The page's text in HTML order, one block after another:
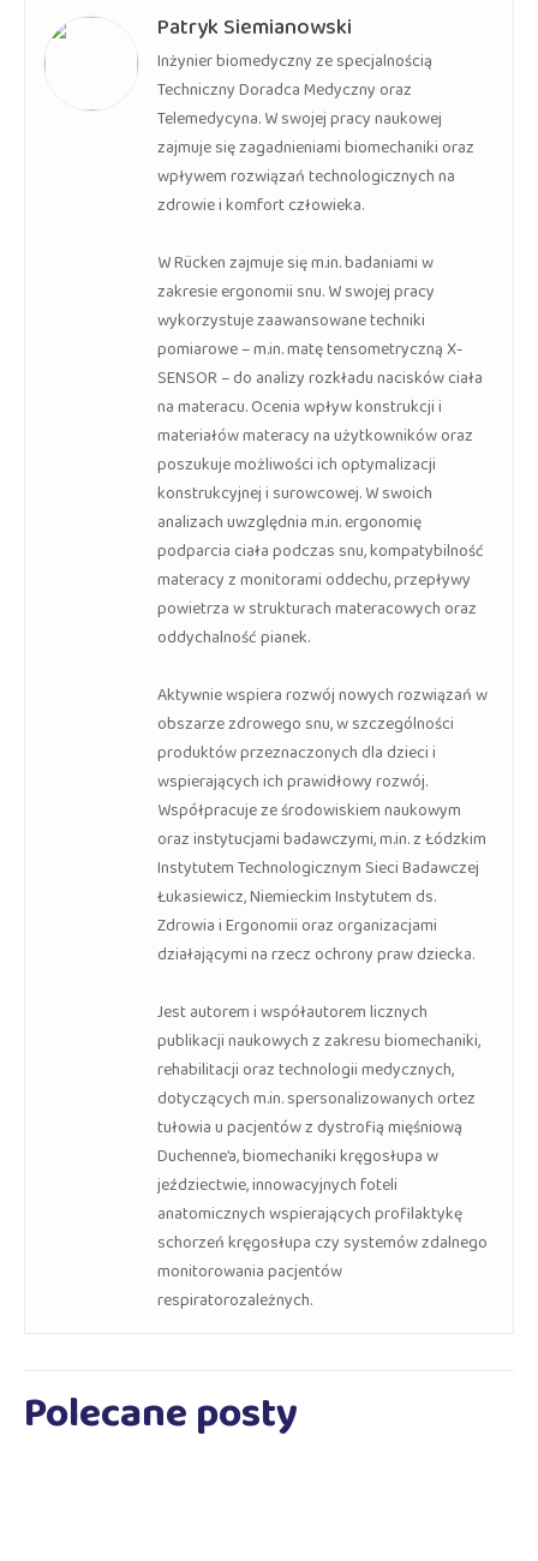
Patryk Siemianowski
Inżynier biomedyczny ze specjalnością
Techniczny Doradca Medyczny oraz
Telemedycyna. W swojej pracy naukowej
zajmuje się zagadnieniami biomechaniki oraz
wpływem rozwiązań technologicznych na
zdrowie i komfort człowieka.
W Rücken zajmuje się m.in. badaniami w
zakresie ergonomii snu. W swojej pracy
wykorzystuje zaawansowane techniki
pomiarowe – m.in. matę tensometryczną X-
SENSOR – do analizy rozkładu nacisków ciała
na materacu. Ocenia wpływ konstrukcji i
materiałów materacy na użytkowników oraz
poszukuje możliwości ich optymalizacji
konstrukcyjnej i surowcowej. W swoich
analizach uwzględnia m.in. ergonomię
podparcia ciała podczas snu, kompatybilność
materacy z monitorami oddechu, przepływy
powietrza w strukturach materacowych oraz
oddychalność pianek.
Aktywnie wspiera rozwój nowych rozwiązań w
obszarze zdrowego snu, w szczególności
produktów przeznaczonych dla dzieci i
wspierających ich prawidłowy rozwój.
Współpracuje ze środowiskiem naukowym
oraz instytucjami badawczymi, m.in. z Łódzkim
Instytutem Technologicznym Sieci Badawczej
Łukasiewicz, Niemieckim Instytutem ds.
Zdrowia i Ergonomii oraz organizacjami
działającymi na rzecz ochrony praw dziecka.
Jest autorem i współautorem licznych
publikacji naukowych z zakresu biomechaniki,
rehabilitacji oraz technologii medycznych,
dotyczących m.in. spersonalizowanych ortez
tułowia u pacjentów z dystrofią mięśniową
Duchenne’a, biomechaniki kręgosłupa w
jeździectwie, innowacyjnych foteli
anatomicznych wspierających profilaktykę
schorzeń kręgosłupa czy systemów zdalnego
monitorowania pacjentów
respiratorozależnych.
Polecane posty